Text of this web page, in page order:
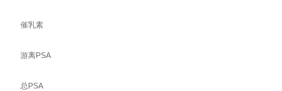
催乳素
游离PSA
总PSA